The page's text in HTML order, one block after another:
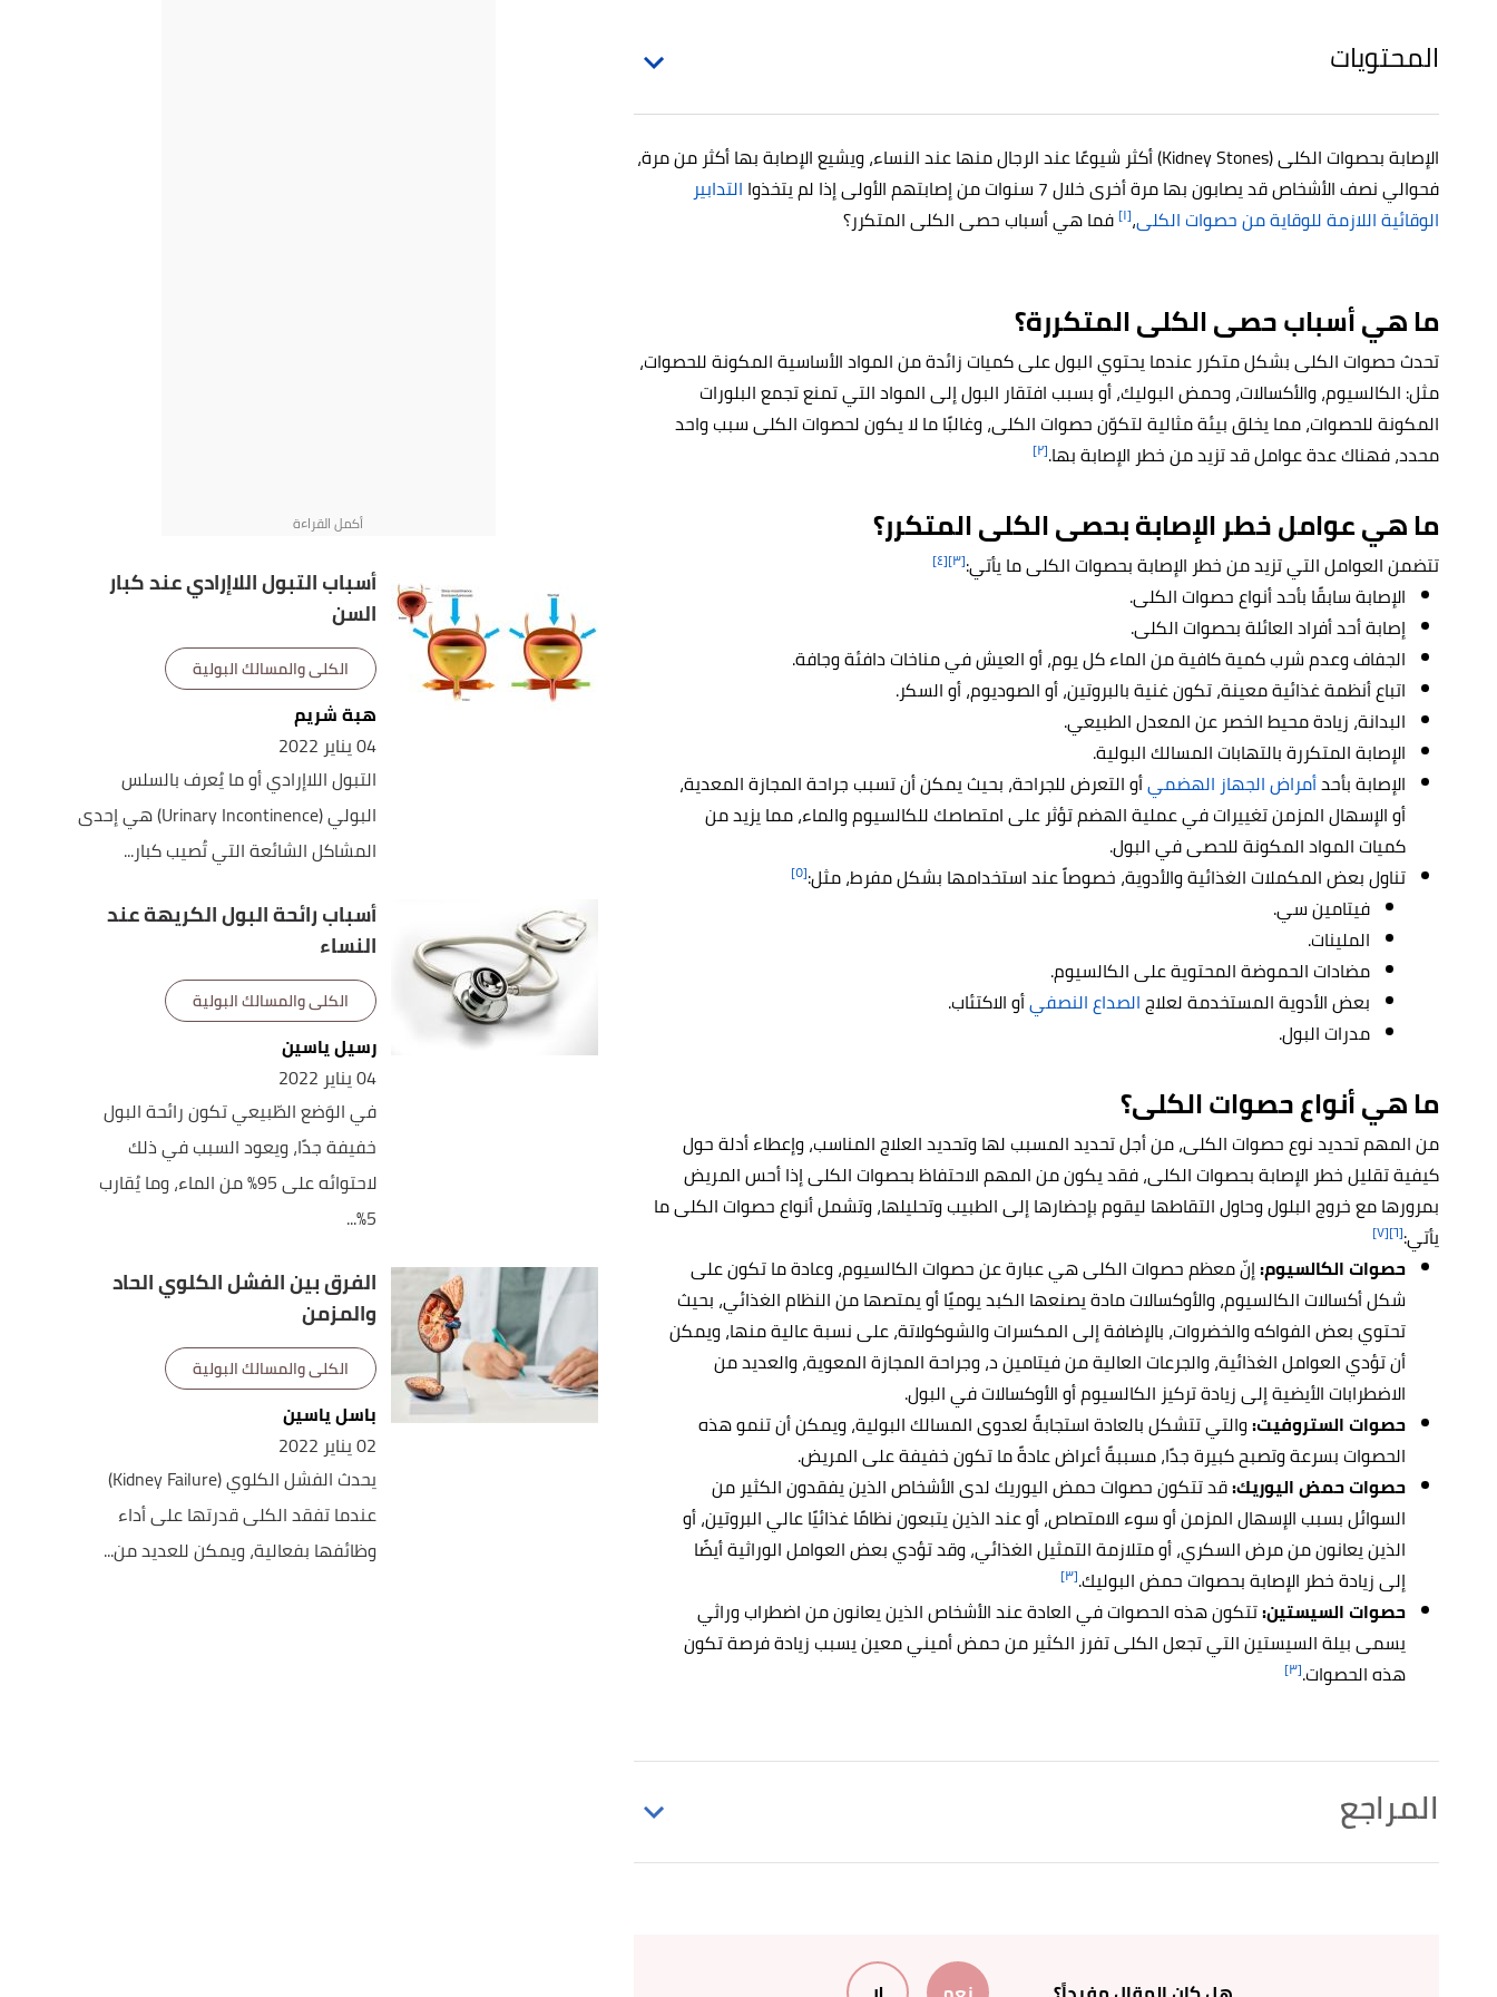
المحتويات
الإصابة بحصوات الكلى (Kidney Stones) أكثر شيوعًا عند الرجال منها عند النساء، ويشيع الإصابة بها أكثر من مرة،
فحوالي نصف الأشخاص قد يصابون بها مرة أخرى خلال 7 سنوات من إصابتهم الأولى إذا لم يتخذوا
التدابير
الوقائية اللازمة للوقاية من حصوات الكلى،[١] فما هي أسباب حصى الكلى المتكرر؟
ما هي أسباب حصى الكلى المتكررة؟
تحدث حصوات الكلى بشكل متكرر عندما يحتوي البول على كميات زائدة من المواد الأساسية المكونة للحصوات،
مثل: الكالسيوم، والأكسالات، وحمض البوليك، أو بسبب افتقار البول إلى المواد التي تمنع تجمع البلورات
المكونة للحصوات، مما يخلق بيئة مثالية لتكوّن حصوات الكلى، وغالبًا ما لا يكون لحصوات الكلى سبب واحد
محدد، فهناك عدة عوامل قد تزيد من خطر الإصابة بها.[٢]
ما هي عوامل خطر الإصابة بحصى الكلى المتكرر؟
تتضمن العوامل التي تزيد من خطر الإصابة بحصوات الكلى ما يأتي:[٣] [٤]
الإصابة سابقًا بأحد أنواع حصوات الكلى.
إصابة أحد أفراد العائلة بحصوات الكلى.
الجفاف وعدم شرب كمية كافية من الماء كل يوم، أو العيش في مناخات دافئة وجافة.
اتباع أنظمة غذائية معينة، تكون غنية بالبروتين، أو الصوديوم، أو السكر.
البدانة، زيادة محيط الخصر عن المعدل الطبيعي.
الإصابة المتكررة بالتهابات المسالك البولية.
الإصابة بأحدأمراض الجهاز الهضميأو التعرض للجراحة، بحيث يمكن أن تسبب جراحة المجازة المعدية،
أو الإسهال المزمن تغييرات في عملية الهضم تؤثر على امتصاصك للكالسيوم والماء، مما يزيد من
كميات المواد المكونة للحصى في البول.
تناول بعض المكملات الغذائية والأدوية، خصوصاً عند استخدامها بشكل مفرط، مثل:[٥]
فيتامين سي.
الملينات.
مضادات الحموضة المحتوية على الكالسيوم.
بعض الأدوية المستخدمة لعلاجالصداع النصفيأو الاكتئاب.
مدرات البول.
ما هي أنواع حصوات الكلى؟
من المهم تحديد نوع حصوات الكلى، من أجل تحديد المسبب لها وتحديد العلاج المناسب، وإعطاء أدلة حول
كيفية تقليل خطر الإصابة بحصوات الكلى، فقد يكون من المهم الاحتفاظ بحصوات الكلى إذا أحس المريض
بمرورها مع خروج البلول وحاول التقاطها ليقوم بإحضارها إلى الطبيب وتحليلها، وتشمل أنواع حصوات الكلى ما
يأتي:[٦] [٧]
حصوات الكالسيوم:إنّ معظم حصوات الكلى هي عبارة عن حصوات الكالسيوم، وعادة ما تكون على
شكل أكسالات الكالسيوم، والأوكسالات مادة يصنعها الكبد يوميًا أو يمتصها من النظام الغذائي، بحيث
تحتوي بعض الفواكه والخضروات، بالإضافة إلى المكسرات والشوكولاتة، على نسبة عالية منها، ويمكن
أن تؤدي العوامل الغذائية، والجرعات العالية من فيتامين د، وجراحة المجازة المعوية، والعديد من
الاضطرابات الأيضية إلى زيادة تركيز الكالسيوم أو الأوكسالات في البول.
حصوات الستروفيت:والتي تتشكل بالعادة استجابةً لعدوى المسالك البولية، ويمكن أن تنمو هذه
الحصوات بسرعة وتصبح كبيرة جدًا، مسببةً أعراض عادةً ما تكون خفيفة على المريض.
حصوات حمض اليوريك:قد تتكون حصوات حمض اليوريك لدى الأشخاص الذين يفقدون الكثير من
السوائل بسبب الإسهال المزمن أو سوء الامتصاص، أو عند الذين يتبعون نظامًا غذائيًا عالي البروتين، أو
الذين يعانون من مرض السكري، أو متلازمة التمثيل الغذائي، وقد تؤدي بعض العوامل الوراثية أيضًا
إلى زيادة خطر الإصابة بحصوات حمض البوليك.[٣]
حصوات السيستين:تتكون هذه الحصوات في العادة عند الأشخاص الذين يعانون من اضطراب وراثي
يسمى بيلة السيستين التي تجعل الكلى تفرز الكثير من حمض أميني معين يسبب زيادة فرصة تكون
هذه الحصوات.[٣]
المراجع
mayo clinic
أسباب التبول اللاإرادي عند كبار
السن
الكلى والمسالك البولية
هبة شريم
04 يناير 2022
التبول اللاإرادي أو ما يُعرف بالسلس
البولي (Urinary Incontinence) هي إحدى
المشاكل الشائعة التي تُصيب كبار...
أسباب رائحة البول الكريهة عند
النساء
الكلى والمسالك البولية
رسيل ياسين
04 يناير 2022
في الوَضع الطّبيعي تكون رائحة البول
خفيفة جدًا، ويعود السبب في ذلك
لاحتوائه على 95% من الماء، وما يُقارب
5%...
الفرق بين الفشل الكلوي الحاد
والمزمن
الكلى والمسالك البولية
باسل ياسين
02 يناير 2022
يحدث الفشل الكلوي (Kidney Failure)
عندما تفقد الكلى قدرتها على أداء
وظائفها بفعالية، ويمكن للعديد من...